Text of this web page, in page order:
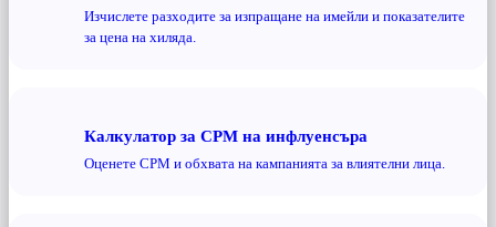
Изчислете разходите за изпращане на имейли и показателите
за цена на хиляда.
Калкулатор за CPM на инфлуенсъра
Оценете CPM и обхвата на кампанията за влиятелни лица.